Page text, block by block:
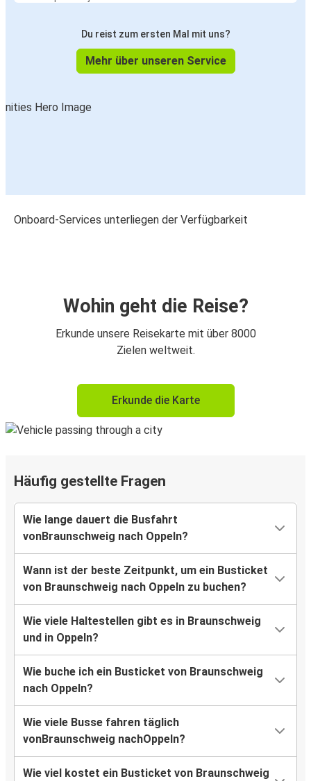
Du reist zum ersten Mal mit uns?
Mehr über unseren Service
Onboard-Services unterliegen der Verfügbarkeit
Wohin geht die Reise?
Erkunde unsere Reisekarte mit über 8000
Zielen weltweit.
Erkunde die Karte
Häufig gestellte Fragen
Wie lange dauert die Busfahrt
vonBraunschweig nach Oppeln?
Wann ist der beste Zeitpunkt, um ein Busticket
von Braunschweig nach Oppeln zu buchen?
Wie viele Haltestellen gibt es in Braunschweig
und in Oppeln?
Wie buche ich ein Busticket von Braunschweig
nach Oppeln?
Wie viele Busse fahren täglich
vonBraunschweig nachOppeln?
Wie viel kostet ein Busticket von Braunschweig